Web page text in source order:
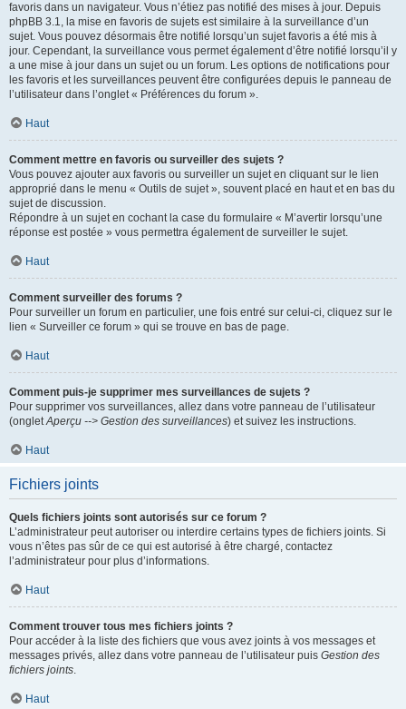
favoris dans un navigateur. Vous n’étiez pas notifié des mises à jour. Depuis
phpBB 3.1, la mise en favoris de sujets est similaire à la surveillance d’un
sujet. Vous pouvez désormais être notifié lorsqu’un sujet favoris a été mis à
jour. Cependant, la surveillance vous permet également d’être notifié lorsqu’il y
a une mise à jour dans un sujet ou un forum. Les options de notifications pour
les favoris et les surveillances peuvent être configurées depuis le panneau de
l’utilisateur dans l’onglet « Préférences du forum ».
Haut
Comment mettre en favoris ou surveiller des sujets ?
Vous pouvez ajouter aux favoris ou surveiller un sujet en cliquant sur le lien
approprié dans le menu « Outils de sujet », souvent placé en haut et en bas du
sujet de discussion.
Répondre à un sujet en cochant la case du formulaire « M’avertir lorsqu’une
réponse est postée » vous permettra également de surveiller le sujet.
Haut
Comment surveiller des forums ?
Pour surveiller un forum en particulier, une fois entré sur celui-ci, cliquez sur le
lien « Surveiller ce forum » qui se trouve en bas de page.
Haut
Comment puis-je supprimer mes surveillances de sujets ?
Pour supprimer vos surveillances, allez dans votre panneau de l’utilisateur
(ongletAperçu --> Gestion des surveillances) et suivez les instructions.
Haut
Fichiers joints
Quels fichiers joints sont autorisés sur ce forum ?
L’administrateur peut autoriser ou interdire certains types de fichiers joints. Si
vous n’êtes pas sûr de ce qui est autorisé à être chargé, contactez
l’administrateur pour plus d’informations.
Haut
Comment trouver tous mes fichiers joints ?
Pour accéder à la liste des fichiers que vous avez joints à vos messages et
messages privés, allez dans votre panneau de l’utilisateur puis Gestion des
fichiers joints.
Haut